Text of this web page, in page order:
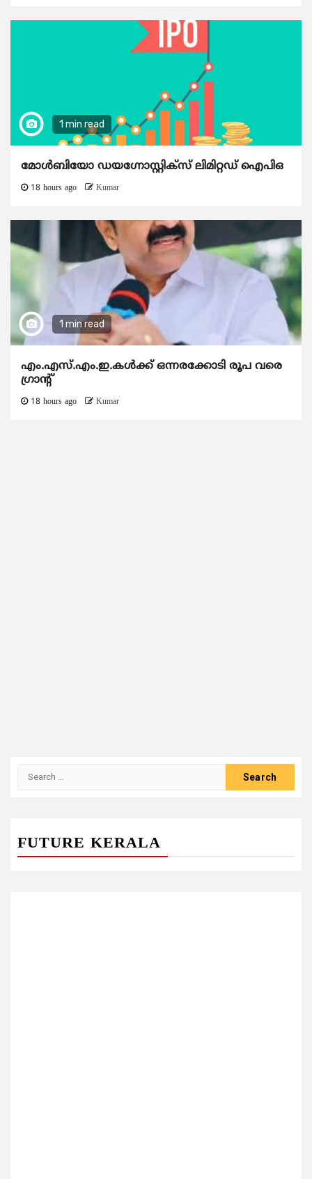
1 min read
മോൾബിയോ ഡയഗ്നോസ്റ്റിക്സ് ലിമിറ്റഡ് ഐപിഒ
18 hours ago Kumar
1 min read
എം.എസ്.എം.ഇ.കൾക്ക് ഒന്നരക്കോടി രൂപ വരെ
ഗ്രാന്റ്
18 hours ago Kumar
FUTURE KERALA